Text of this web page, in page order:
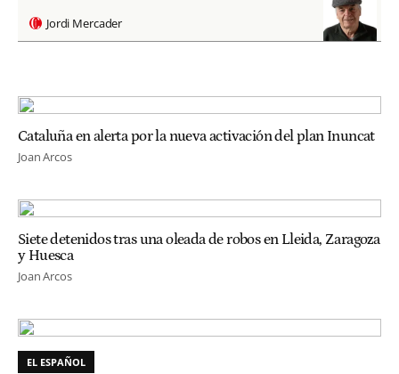
Jordi Mercader
Cataluña en alerta por la nueva activación del plan Inuncat
Joan Arcos
Siete detenidos tras una oleada de robos en Lleida, Zaragoza
y Huesca
Joan Arcos
EL ESPAÑOL